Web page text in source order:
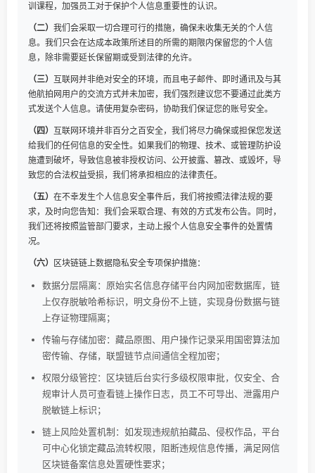
训课程，加强员工对于保护个人信息重要性的认识。
（二） 我们会采取一切合理可行的措施，确保未收集无关的个人信
息。我们只会在达成本政策所述目的所需的期限内保留您的个人信
息，除非需要延长保留期或受到法律的允许。
（三） 互联网并非绝对安全的环境，而且电子邮件、即时通讯及与其
他航拍网用户的交流方式并未加密，我们强烈建议您不要通过此类方
式发送个人信息。请使用复杂密码，协助我们保证您的账号安全。
（四） 互联网环境并非百分之百安全，我们将尽力确保或担保您发送
给我们的任何信息的安全性。如果我们的物理、技术、或管理防护设
施遭到破坏，导致信息被非授权访问、公开披露、篡改、或毁坏，导
致您的合法权益受损，我们将承担相应的法律责任。
（五） 在不幸发生个人信息安全事件后，我们将按照法律法规的要
求，及时向您告知：我们会采取合理、有效的方式发布公告。同时，
我们还将按照监管部门要求，主动上报个人信息安全事件的处置情
况。
（六） 区块链链上数据隐私安全专项保护措施：
数据分层隔离：原始实名信息存储平台内网加密数据库，链
上仅存脱敏哈希标识，明文身份不上链，实现身份数据与链
上存证物理隔离；
传输与存储加密：藏品原图、用户操作记录采用国密算法加
密传输、存储，联盟链节点间通信全程加密；
权限分级管控：区块链后台实行多级权限审批，仅安全、合
规审计人员可查看链上操作日志，员工不可导出、泄露用户
脱敏链上标识；
链上风险处置机制：如发现违规航拍藏品、侵权作品，平台
可中心化锁定藏品流转权限，阻断违规信息传播，满足网信
区块链备案信息处置硬性要求；